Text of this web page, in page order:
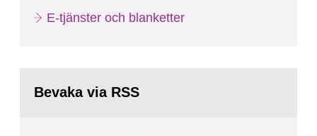
E-tjänster och blanketter
Bevaka via RSS